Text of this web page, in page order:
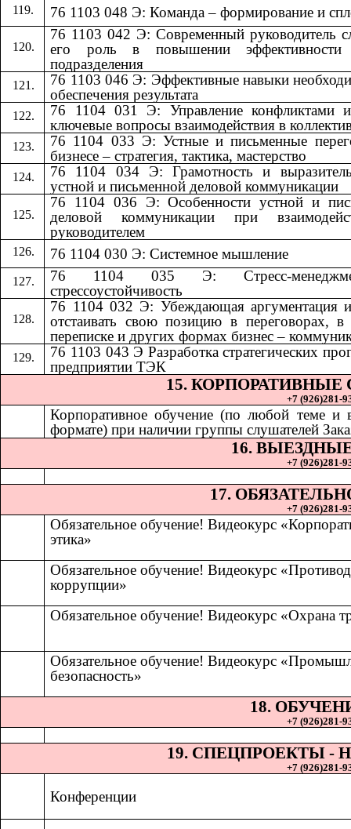
76 1103 048 Э: Команда – формирование и
76 1103 042 Э: Современный руководитель
его роль в повышении эффективности
подразделения
76 1103 046 Э: Эффективные навыки
обеспечения результата
76 1104 031 Э: Управление конфликтами
ключевые вопросы взаимодействия в
76 1104 033 Э: Устные и письменные
бизнесе – стратегия, тактика, мастерство
76 1104 034 Э: Грамотность и
устной и письменной деловой коммуникации
76 1104 036 Э: Особенности устной и
деловой коммуникации при
руководителем
76 1104 030 Э: Системное мышление
76 1104 035 Э: Стресс-
стрессоустойчивость
76 1104 032 Э: Убеждающая аргументация
отстаивать свою позицию в переговорах, в
переписке и других формах бизнес –
76 1103 043 Э Разработка стратегических
предприятии ТЭК
15.
+7 (926)281-
Корпоративное обучение (по любой теме и
формате) при наличии группы слушателей
16.
+7 (926)281-
17.
+7 (926)281-
Обязательное обучение! Видеокурс
этика»
Обязательное обучение! Видеокурс
коррупции»
Обязательное обучение! Видеокурс «Охрана
Обязательное обучение! Видеокурс
безопасность»
18.
+7 (926)281-
19. СПЕЦПРОЕКТЫ
+7 (926)281-
Конференции